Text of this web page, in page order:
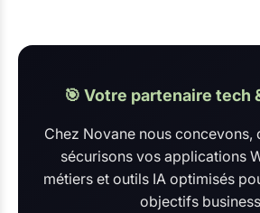
🎯 Votre partenaire tech
Chez Novane nous concevons,
sécurisons vos applications
métiers et outils IA optimisés
objectifs